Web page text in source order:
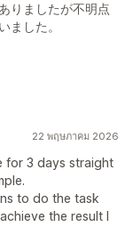
りましたが不明点
ました。
22 พฤษภาคม 2026
for 3 days straight
to do the task
the result I